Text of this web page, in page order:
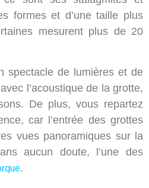
formes et d’une taille plus
mesurent plus de 20
spectacle de lumières et de
l’acoustique de la grotte,
De plus, vous repartez
car l’entrée des grottes
vues panoramiques sur la
aucun doute, l’une des
.